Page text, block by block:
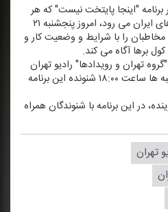
"اینجا پایتخت نیست" كه هر
هفته به یكی از مناطق بكر شهرهای ایران می رود، امروز پنجشنبه ۲۱
را با شرایط و وضعیت كار و
برها آگاه می كند.
تهران و رویدادها" رادیو تهران
است؛ مخاطبان می‎توانند پنجشنبه ها ساعت ۱۸:۰۰ شنونده این برنامه
در این برنامه با شنوندگان همراه
تهران